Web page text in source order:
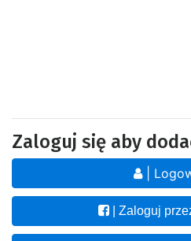
Zaloguj się aby
|
| Zaloguj